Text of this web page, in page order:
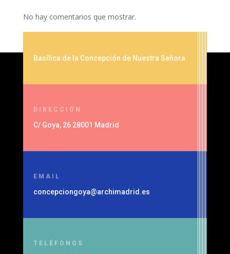
No hay comentarios que mostrar.
Basílica de la Concepción de Nuestra Señora
DIRECCIÓN
C/ Goya, 26 28001 Madrid
EMAIL
concepciongoya@archimadrid.es
TELÉFONOS